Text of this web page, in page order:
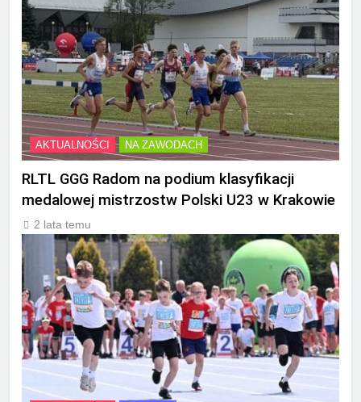
AKTUALNOŚCI NA ZAWODACH
RLTL GGG Radom na podium klasyfikacji
medalowej mistrzostw Polski U23 w Krakowie
2 lata temu